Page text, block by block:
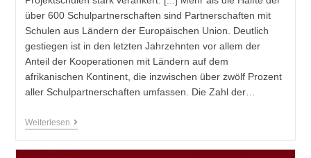
über 600 Schulpartnerschaften sind Partnerschaften mit
Schulen aus Ländern der Europäischen Union. Deutlich
gestiegen ist in den letzten Jahrzehnten vor allem der
Anteil der Kooperationen mit Ländern auf dem
afrikanischen Kontinent, die inzwischen über zwölf Prozent
aller Schulpartnerschaften umfassen. Die Zahl der…
Weiterlesen